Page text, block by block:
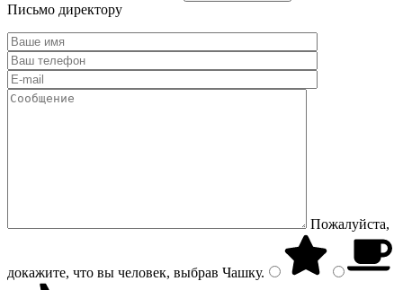
Письмо директору
Пожалуйста,
докажите, что вы человек, выбрав Чашку.